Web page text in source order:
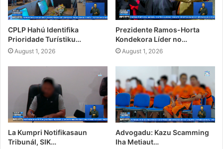
CPLP Hahú Identifika
Prioridade Turístiku…
August 1, 2026
Prezidente Ramos-Horta
Kondekora Líder no…
August 1, 2026
La Kumpri Notifikasaun
Tribunál, SIK…
Advogadu: Kazu Scamming
Iha Metiaut…